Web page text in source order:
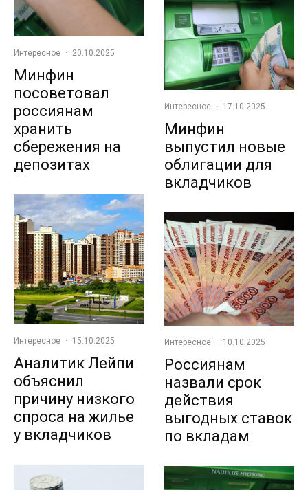
Интересное · 20.10.2025
Минфин
посоветовал
россиянам
хранить
сбережения на
депозитах
Интересное · 15.10.2025
Аналитик Лейпи
объяснил
причину низкого
спроса на жилье
у вкладчиков
Интересное · 17.10.2025
Минфин
выпустил новые
облигации для
вкладчиков
Интересное · 10.10.2025
Россиянам
назвали срок
действия
выгодных ставок
по вкладам